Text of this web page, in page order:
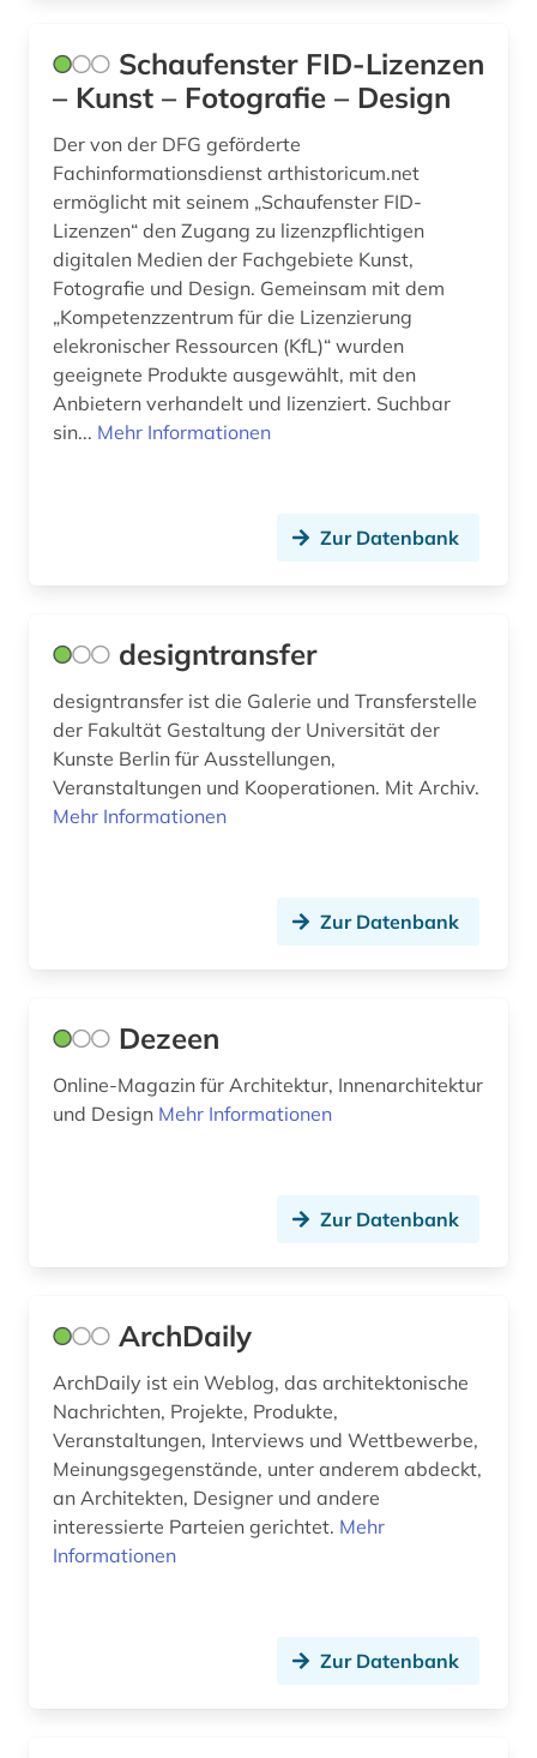
Schaufenster FID-Lizenzen
– Kunst – Fotografie – Design
Der von der DFG geförderte
Fachinformationsdienst arthistoricum.net
ermöglicht mit seinem „Schaufenster FID-
Lizenzen“ den Zugang zu lizenzpflichtigen
digitalen Medien der Fachgebiete Kunst,
Fotografie und Design. Gemeinsam mit dem
„Kompetenzzentrum für die Lizenzierung
elekronischer Ressourcen (KfL)“ wurden
geeignete Produkte ausgewählt, mit den
Anbietern verhandelt und lizenziert. Suchbar
sin... Mehr Informationen
Zur Datenbank
designtransfer
designtransfer ist die Galerie und Transferstelle
der Fakultät Gestaltung der Universität der
Kunste Berlin für Ausstellungen,
Veranstaltungen und Kooperationen. Mit Archiv.
Mehr Informationen
Zur Datenbank
Dezeen
Online-Magazin für Architektur, Innenarchitektur
und Design Mehr Informationen
Zur Datenbank
ArchDaily
ArchDaily ist ein Weblog, das architektonische
Nachrichten, Projekte, Produkte,
Veranstaltungen, Interviews und Wettbewerbe,
Meinungsgegenstände, unter anderem abdeckt,
an Architekten, Designer und andere
interessierte Parteien gerichtet. Mehr
Informationen
Zur Datenbank